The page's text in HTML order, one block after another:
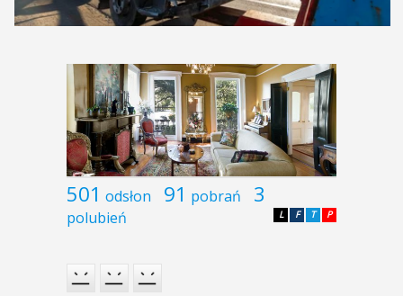
501 odsłon 91 pobrań 3
polubień P
T
F
L